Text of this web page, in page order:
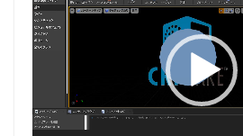
画
プ
ヤ